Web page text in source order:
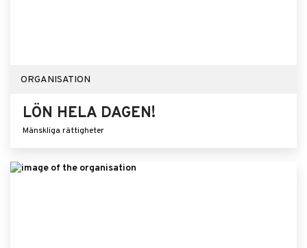
ORGANISATION
LÖN HELA DAGEN!
Mänskliga rättigheter